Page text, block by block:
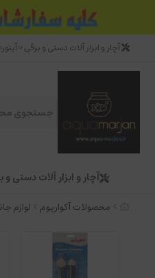
آچار و ابزار آلات دستی و برقی
آچار و ابزار آلات دستی و
محصولات آکواریوم لوازم